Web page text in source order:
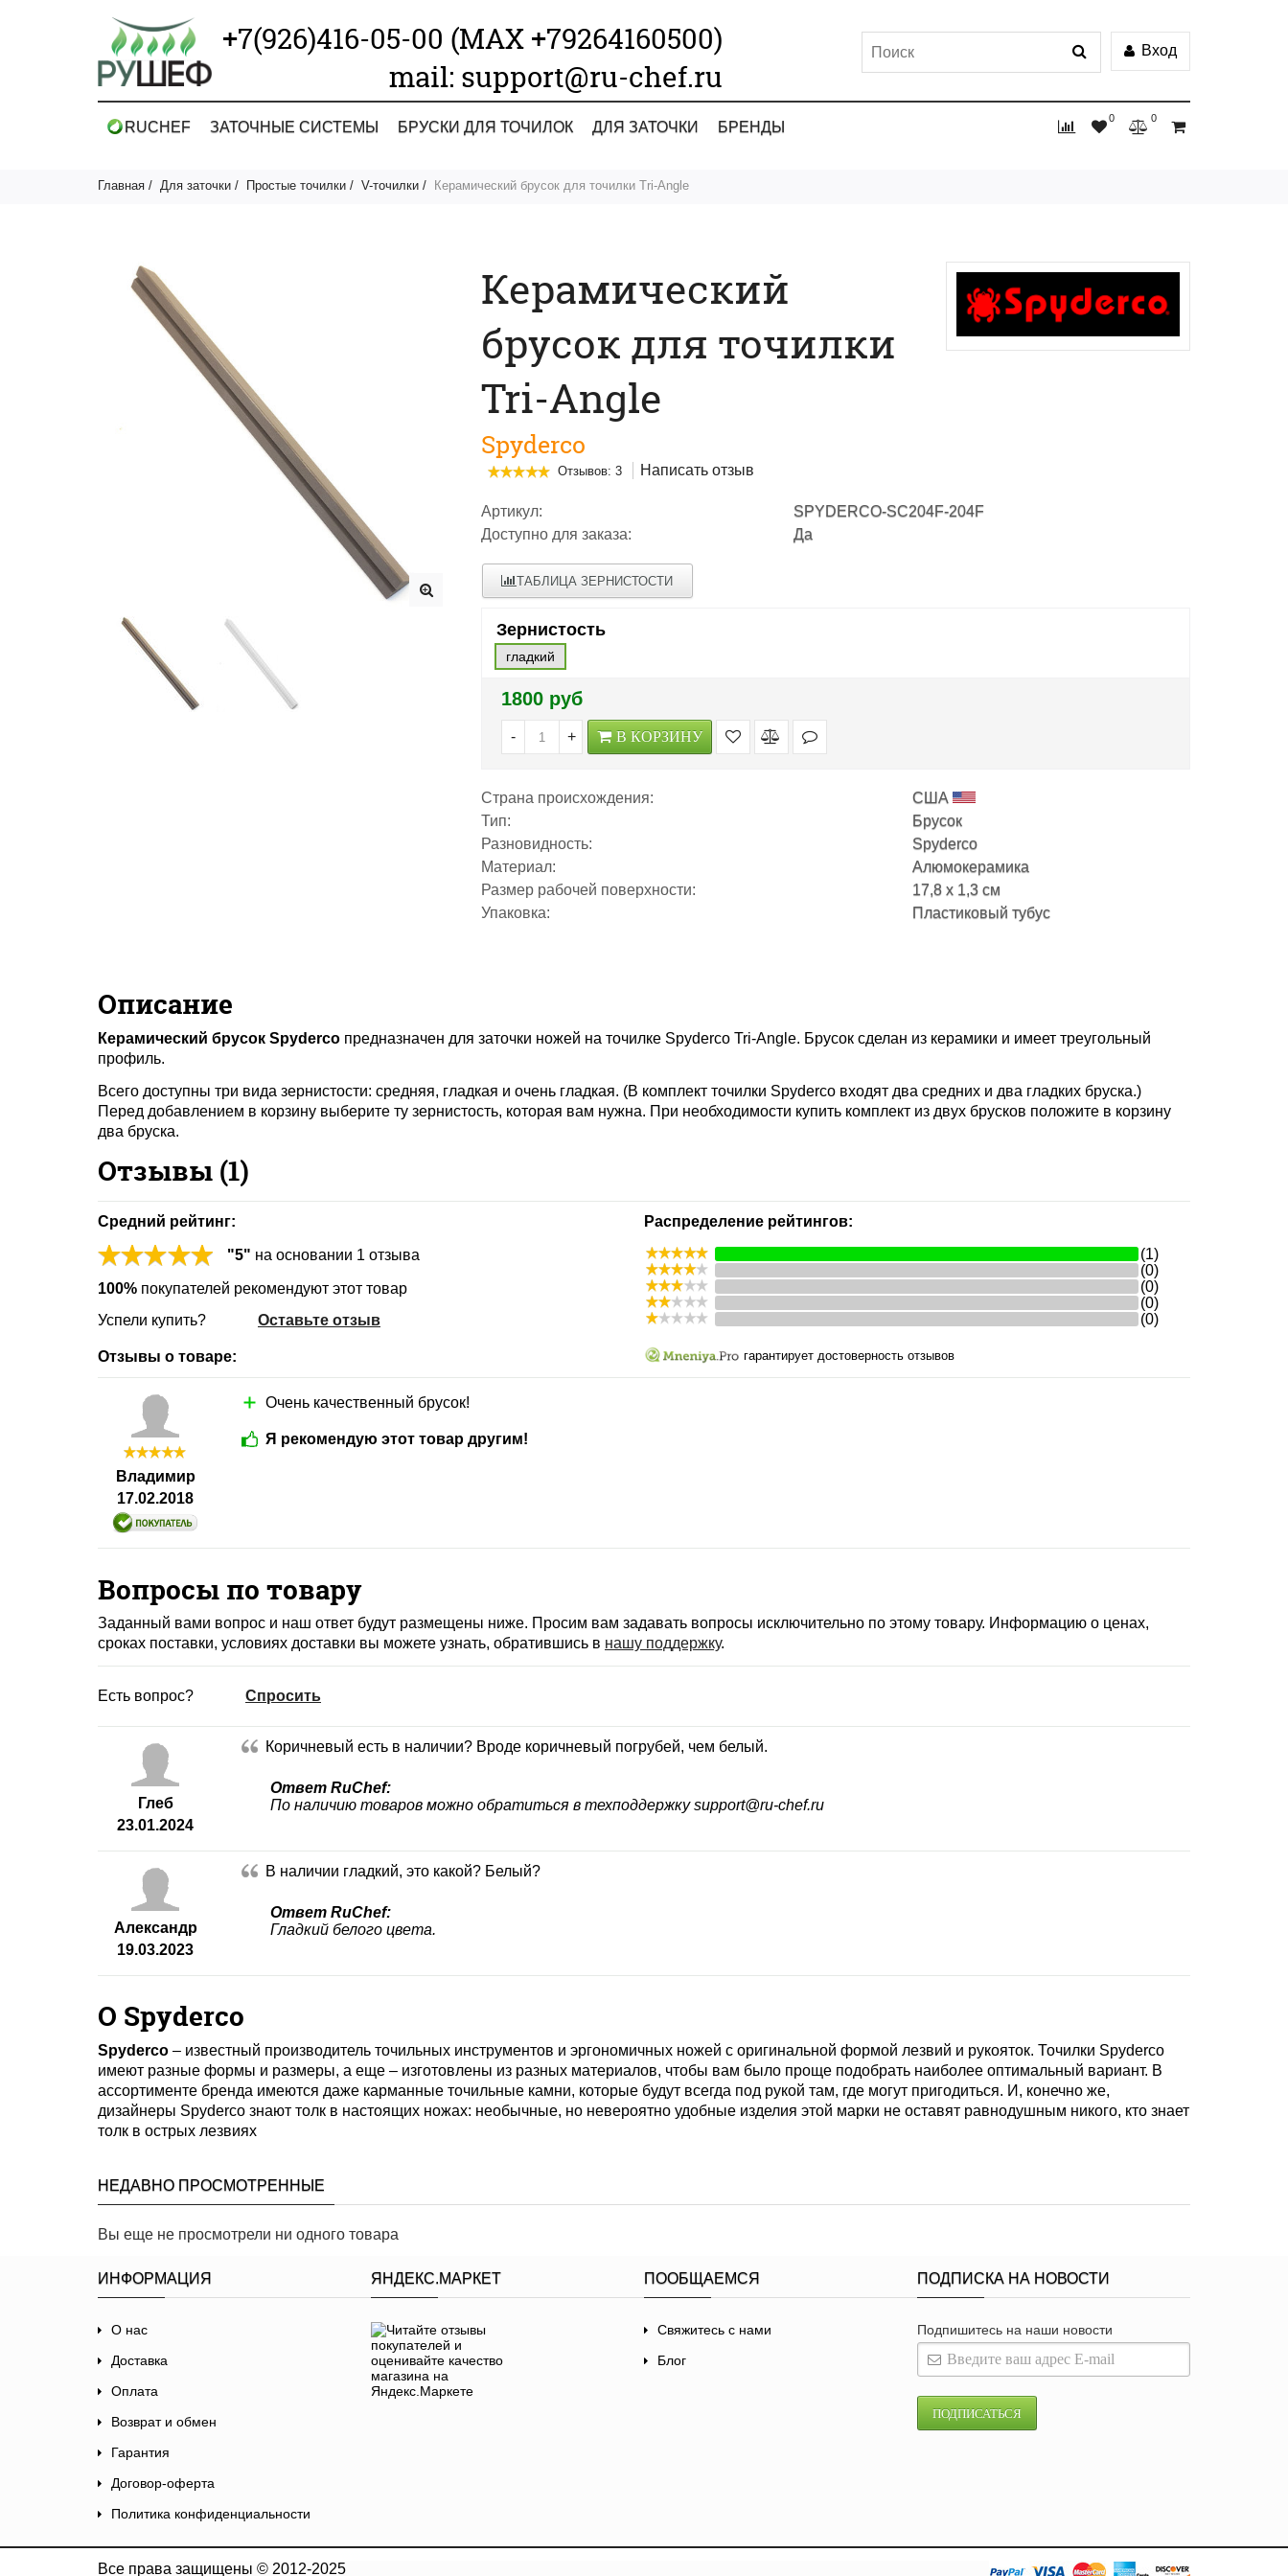
+7(926)416-05-00 (МАХ +79264160500)
mail: support@ru-chef.ru
Вход
0 0
RUCHEF ЗАТОЧНЫЕ СИСТЕМЫ БРУСКИ ДЛЯ ТОЧИЛОК ДЛЯ ЗАТОЧКИ БРЕНДЫ
Главная Для заточки Простые точилки V-точилки Керамический брусок для точилки Tri-Angle
Керамический
брусок для точилки
Tri-Angle
Spyderco
Отзывов: 3 Написать отзыв
Артикул:
SPYDERCO-SC204F-204F
Доступно для заказа:
Да
ТАБЛИЦА ЗЕРНИСТОСТИ
Зернистость
гладкий
1800 руб
- + В КОРЗИНУ
Страна происхождения:
США
Тип:
Брусок
Разновидность:
Spyderco
Материал:
Алюмокерамика
Размер рабочей поверхности:
17,8 x 1,3 см
Упаковка:
Пластиковый тубус
Описание
Керамический брусок Spyderco предназначен для заточки ножей на точилке Spyderco Tri-Angle. Брусок сделан из керамики и имеет треугольный
профиль.
Всего доступны три вида зернистости: средняя, гладкая и очень гладкая. (В комплект точилки Spyderco входят два средних и два гладких бруска.)
Перед добавлением в корзину выберите ту зернистость, которая вам нужна. При необходимости купить комплект из двух брусков положите в корзину
два бруска.
Отзывы (1)
Средний рейтинг:
"5" на основании 1 отзыва
100% покупателей рекомендуют этот товар
Успели купить?
Оставьте отзыв
Распределение рейтингов:
(1)
(0)
(0)
(0)
(0)
Отзывы о товаре: гарантирует достоверность отзывов
Владимир
17.02.2018
Очень качественный брусок!
Я рекомендую этот товар другим!
Вопросы по товару
Заданный вами вопрос и наш ответ будут размещены ниже. Просим вам задавать вопросы исключительно по этому товару. Информацию о ценах,
сроках поставки, условиях доставки вы можете узнать, обратившись в нашу поддержку.
Есть вопрос? Спросить
Глеб
23.01.2024
Коричневый есть в наличии? Вроде коричневый погрубей, чем белый.
Ответ RuChef:
По наличию товаров можно обратиться в техподдержку support@ru-chef.ru
Александр
19.03.2023
В наличии гладкий, это какой? Белый?
Ответ RuChef:
Гладкий белого цвета.
О Spyderco
Spyderco – известный производитель точильных инструментов и эргономичных ножей с оригинальной формой лезвий и рукояток. Точилки Spyderco
имеют разные формы и размеры, а еще – изготовлены из разных материалов, чтобы вам было проще подобрать наиболее оптимальный вариант. В
ассортименте бренда имеются даже карманные точильные камни, которые будут всегда под рукой там, где могут пригодиться. И, конечно же,
дизайнеры Spyderco знают толк в настоящих ножах: необычные, но невероятно удобные изделия этой марки не оставят равнодушным никого, кто знает
толк в острых лезвиях
НЕДАВНО ПРОСМОТРЕННЫЕ
Вы еще не просмотрели ни одного товара
ИНФОРМАЦИЯ
О нас
Доставка
Оплата
Возврат и обмен
Гарантия
Договор-оферта
Политика конфиденциальности
ЯНДЕКС.МАРКЕТ ПООБЩАЕМСЯ
Свяжитесь с нами
Блог
ПОДПИСКА НА НОВОСТИ
Подпишитесь на наши новости
ПОДПИСАТЬСЯ
Все права защищены © 2012-2025